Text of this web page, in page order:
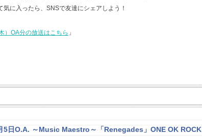
気に入ったら、SNSで友達にシェアしよう！
）OA分の放送はこちら 」
5日O.A. ～Music Maestro～「Renegades」ONE OK ROCK